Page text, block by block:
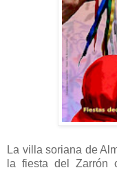
La villa soriana de
la fiesta del Zarrón